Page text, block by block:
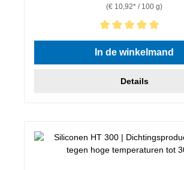
(€ 10,92* / 100 g)
Gemiddelde waardering van 5 van 5
In de winkelmand
Details